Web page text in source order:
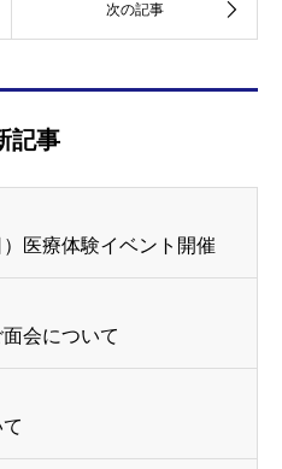
記事
医療体験イベント開催
会について